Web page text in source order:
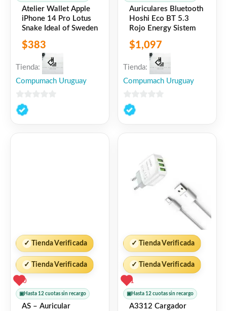
Atelier Wallet Apple
iPhone 14 Pro Lotus
Snake Ideal of Sweden
$383
Tienda:
Compumach Uruguay
0
de
Auriculares Bluetooth
Hoshi Eco BT 5.3
Rojo Energy Sistem
$1,097
Tienda:
Compumach Uruguay
0
de
✓ Tienda Verificada
✓ Tienda Verificada
0
▣ Hasta 12 cuotas sin recargo
AS – Auricular
✓ Tienda Verificada
✓ Tienda Verificada
1
▣ Hasta 12 cuotas sin recargo
A3312 Cargador